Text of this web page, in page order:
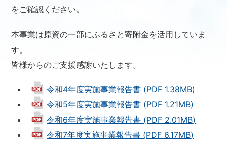
をご確認ください。
本事業は原資の一部にふるさと寄附金を活用していま
す。
皆様からのご支援感謝いたします。
令和4年度実施事業報告書 (PDF 1.38MB)
令和5年度実施事業報告書 (PDF 1.21MB)
令和6年度実施事業報告書 (PDF 2.01MB)
令和7年度実施事業報告書 (PDF 6.17MB)